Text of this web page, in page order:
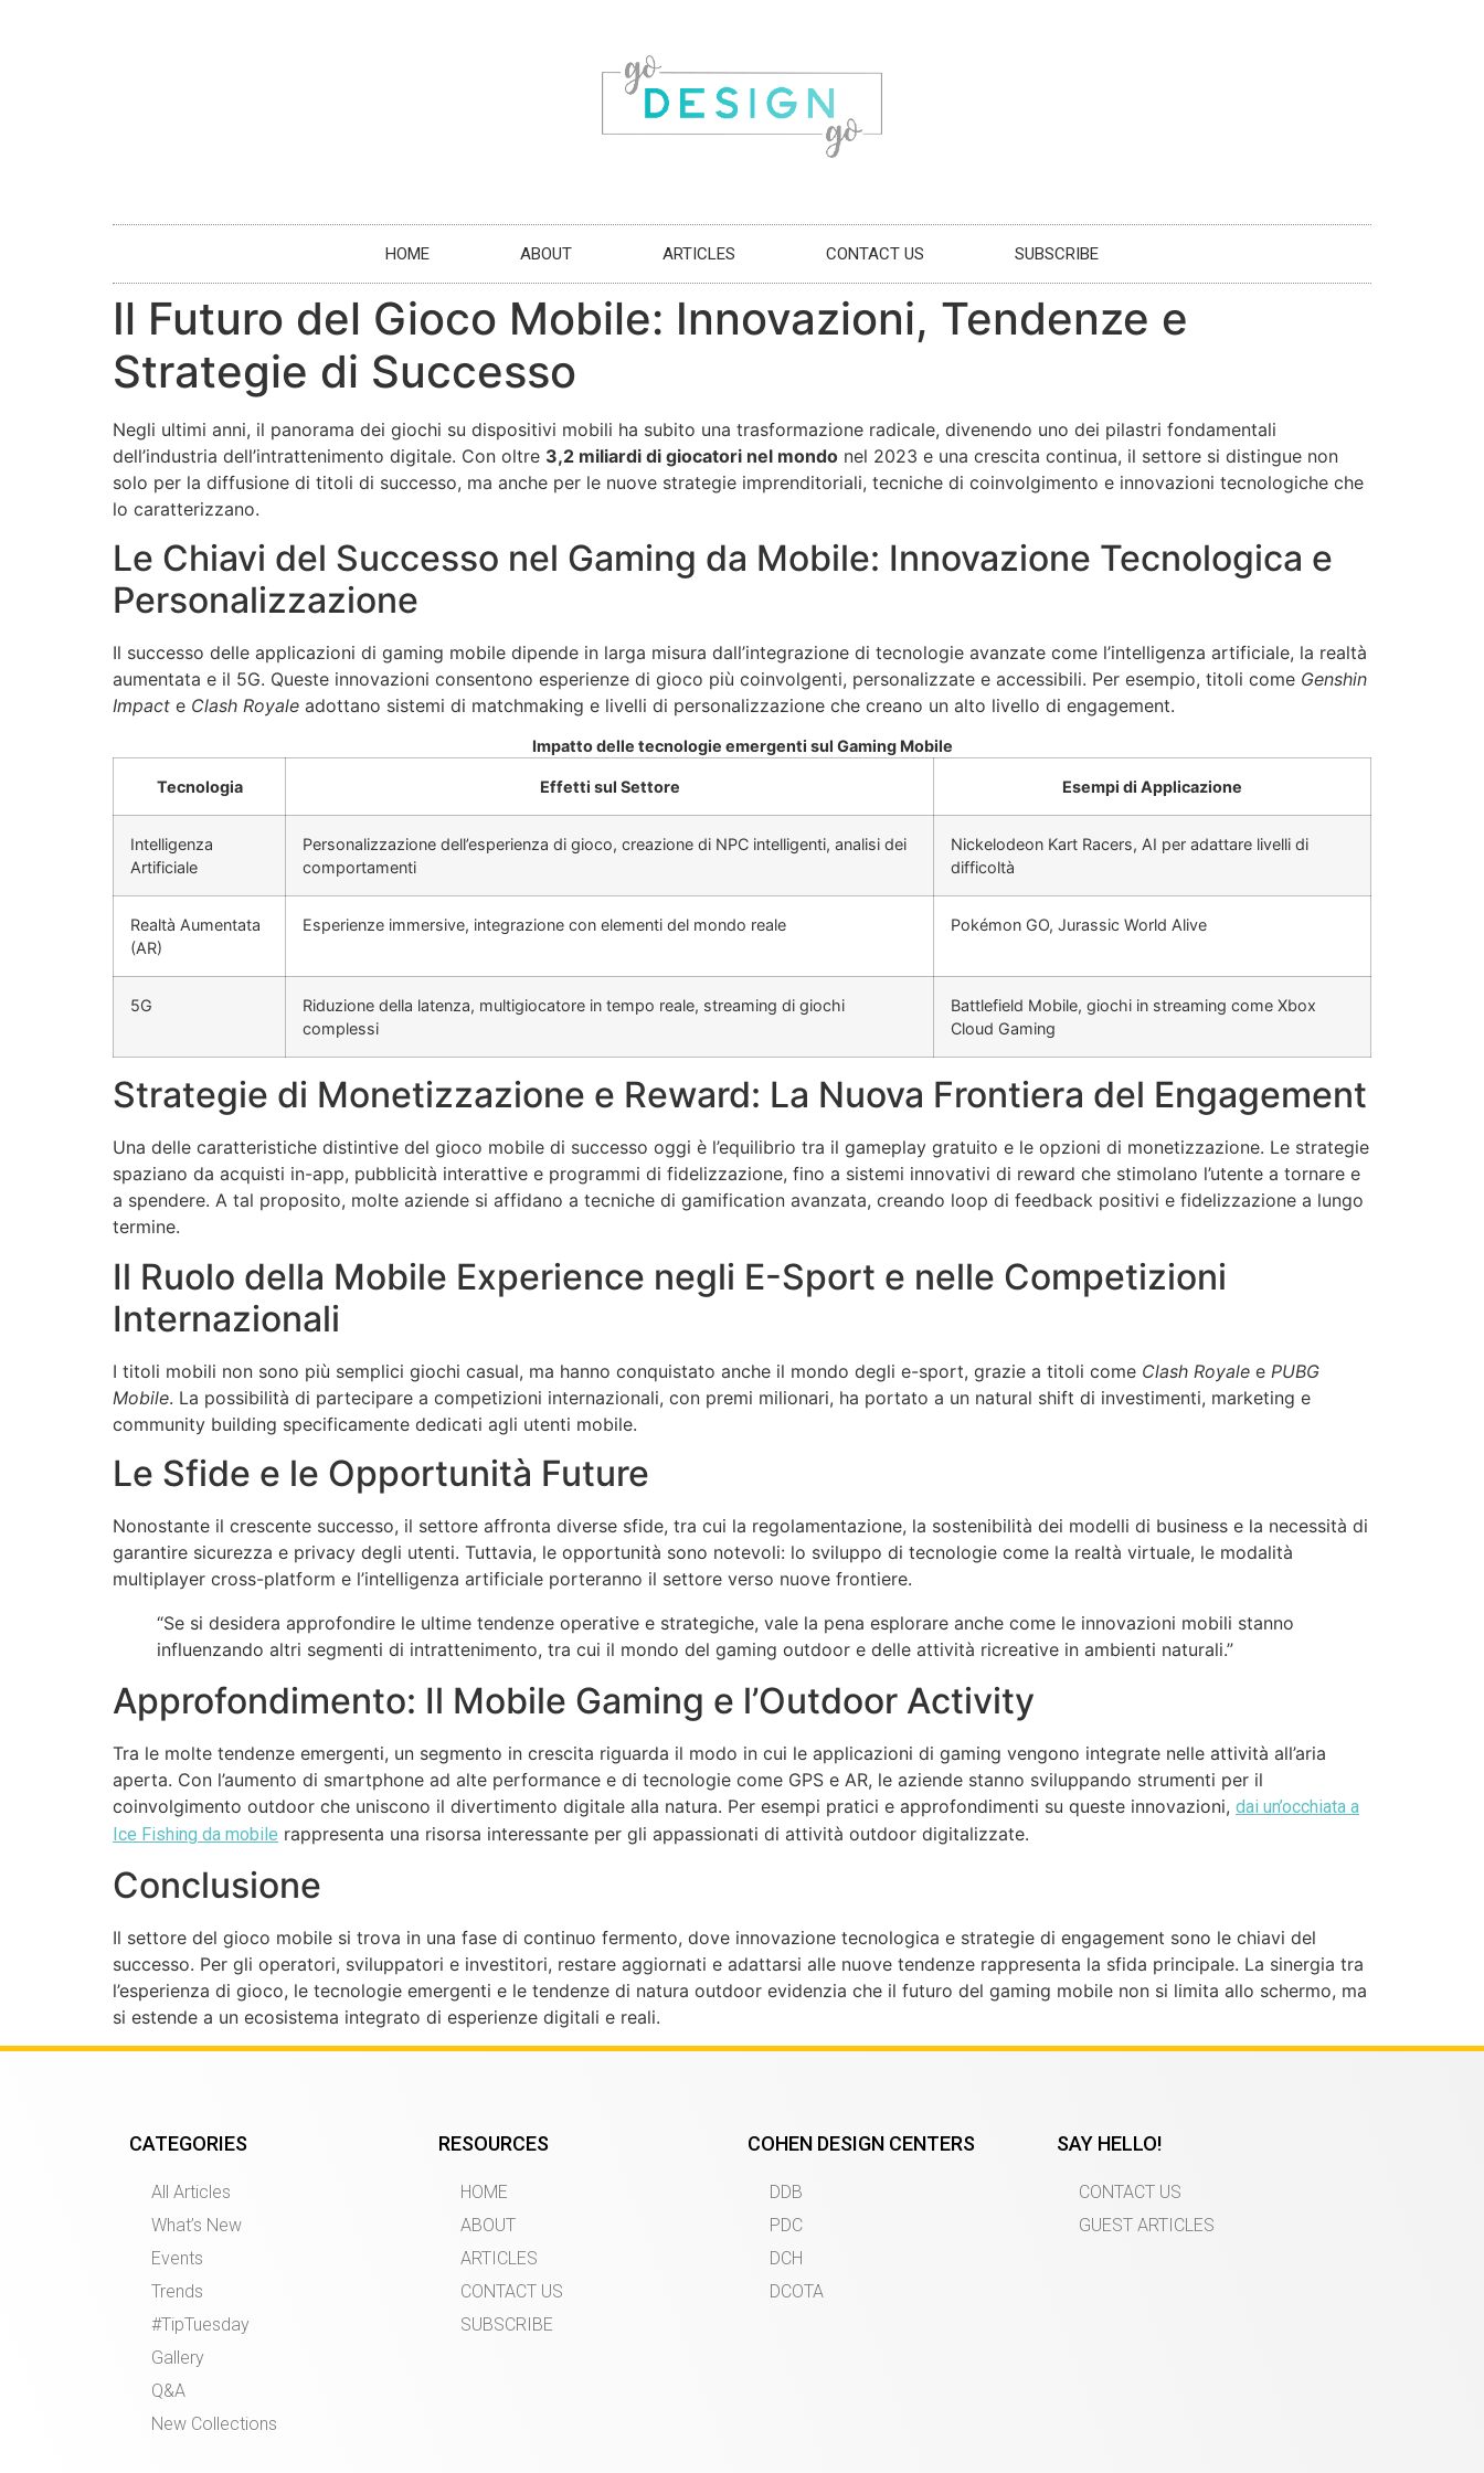
HOME ABOUT ARTICLES CONTACT US SUBSCRIBE
Il Futuro del Gioco Mobile: Innovazioni, Tendenze e
Strategie di Successo
Negli ultimi anni, il panorama dei giochi su dispositivi mobili ha subito una trasformazione radicale, divenendo uno dei pilastri fondamentali
dell’industria dell’intrattenimento digitale. Con oltre 3,2 miliardi di giocatori nel mondo nel 2023 e una crescita continua, il settore si distingue non
solo per la diffusione di titoli di successo, ma anche per le nuove strategie imprenditoriali, tecniche di coinvolgimento e innovazioni tecnologiche che
lo caratterizzano.
Le Chiavi del Successo nel Gaming da Mobile: Innovazione Tecnologica e
Personalizzazione
Il successo delle applicazioni di gaming mobile dipende in larga misura dall’integrazione di tecnologie avanzate come l’intelligenza artificiale, la realtà
aumentata e il 5G. Queste innovazioni consentono esperienze di gioco più coinvolgenti, personalizzate e accessibili. Per esempio, titoli come Genshin
Impact e Clash Royale adottano sistemi di matchmaking e livelli di personalizzazione che creano un alto livello di engagement.
Impatto delle tecnologie emergenti sul Gaming Mobile
Tecnologia Effetti sul Settore Esempi di Applicazione
Intelligenza
Artificiale
Personalizzazione dell’esperienza di gioco, creazione di NPC intelligenti, analisi dei
comportamenti
Nickelodeon Kart Racers, AI per adattare livelli di
difficoltà
Realtà Aumentata
(AR)
Esperienze immersive, integrazione con elementi del mondo reale Pokémon GO, Jurassic World Alive
5G
Riduzione della latenza, multigiocatore in tempo reale, streaming di giochi
complessi
Battlefield Mobile, giochi in streaming come Xbox
Cloud Gaming
Strategie di Monetizzazione e Reward: La Nuova Frontiera del Engagement
Una delle caratteristiche distintive del gioco mobile di successo oggi è l’equilibrio tra il gameplay gratuito e le opzioni di monetizzazione. Le strategie
spaziano da acquisti in-app, pubblicità interattive e programmi di fidelizzazione, fino a sistemi innovativi di reward che stimolano l’utente a tornare e
a spendere. A tal proposito, molte aziende si affidano a tecniche di gamification avanzata, creando loop di feedback positivi e fidelizzazione a lungo
termine.
Il Ruolo della Mobile Experience negli E-Sport e nelle Competizioni
Internazionali
I titoli mobili non sono più semplici giochi casual, ma hanno conquistato anche il mondo degli e-sport, grazie a titoli come Clash Royale e PUBG
Mobile. La possibilità di partecipare a competizioni internazionali, con premi milionari, ha portato a un natural shift di investimenti, marketing e
community building specificamente dedicati agli utenti mobile.
Le Sfide e le Opportunità Future
Nonostante il crescente successo, il settore affronta diverse sfide, tra cui la regolamentazione, la sostenibilità dei modelli di business e la necessità di
garantire sicurezza e privacy degli utenti. Tuttavia, le opportunità sono notevoli: lo sviluppo di tecnologie come la realtà virtuale, le modalità
multiplayer cross-platform e l’intelligenza artificiale porteranno il settore verso nuove frontiere.
“Se si desidera approfondire le ultime tendenze operative e strategiche, vale la pena esplorare anche come le innovazioni mobili stanno
influenzando altri segmenti di intrattenimento, tra cui il mondo del gaming outdoor e delle attività ricreative in ambienti naturali.”
Approfondimento: Il Mobile Gaming e l’Outdoor Activity
Tra le molte tendenze emergenti, un segmento in crescita riguarda il modo in cui le applicazioni di gaming vengono integrate nelle attività all’aria
aperta. Con l’aumento di smartphone ad alte performance e di tecnologie come GPS e AR, le aziende stanno sviluppando strumenti per il
coinvolgimento outdoor che uniscono il divertimento digitale alla natura. Per esempi pratici e approfondimenti su queste innovazioni, dai un’occhiata a
Ice Fishing da mobile rappresenta una risorsa interessante per gli appassionati di attività outdoor digitalizzate.
Conclusione
Il settore del gioco mobile si trova in una fase di continuo fermento, dove innovazione tecnologica e strategie di engagement sono le chiavi del
successo. Per gli operatori, sviluppatori e investitori, restare aggiornati e adattarsi alle nuove tendenze rappresenta la sfida principale. La sinergia tra
l’esperienza di gioco, le tecnologie emergenti e le tendenze di natura outdoor evidenzia che il futuro del gaming mobile non si limita allo schermo, ma
si estende a un ecosistema integrato di esperienze digitali e reali.
CATEGORIES
All Articles
What’s New
Events
Trends
#TipTuesday
Gallery
Q&A
New Collections
RESOURCES
HOME
ABOUT
ARTICLES
CONTACT US
SUBSCRIBE
COHEN DESIGN CENTERS
DDB
PDC
DCH
DCOTA
SAY HELLO!
CONTACT US
GUEST ARTICLES